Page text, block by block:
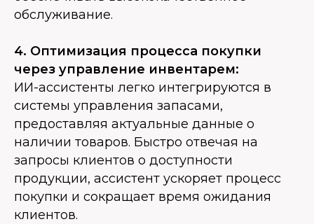
обслуживание.
4. Оптимизация процесса покупки
через управление инвентарем:
ИИ-ассистенты легко интегрируются в
системы управления запасами,
предоставляя актуальные данные о
наличии товаров. Быстро отвечая на
запросы клиентов о доступности
продукции, ассистент ускоряет процесс
покупки и сокращает время ожидания
клиентов.